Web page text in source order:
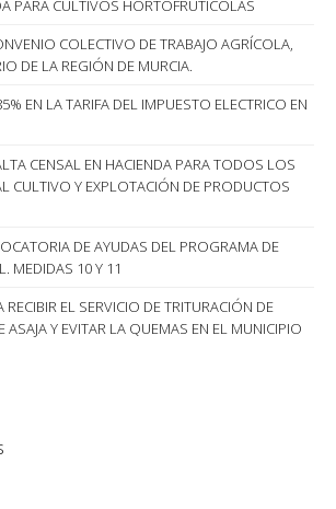
PARA CULTIVOS HORTOFRUTICOLAS
COLECTIVO DE TRABAJO AGRÍCOLA,
DE LA REGIÓN DE MURCIA.
EN LA TARIFA DEL IMPUESTO ELECTRICO EN
CENSAL EN HACIENDA PARA TODOS LOS
CULTIVO Y EXPLOTACIÓN DE PRODUCTOS
DE AYUDAS DEL PROGRAMA DE
MEDIDAS 10 Y 11
EL SERVICIO DE TRITURACIÓN DE
ASAJA Y EVITAR LA QUEMAS EN EL MUNICIPIO